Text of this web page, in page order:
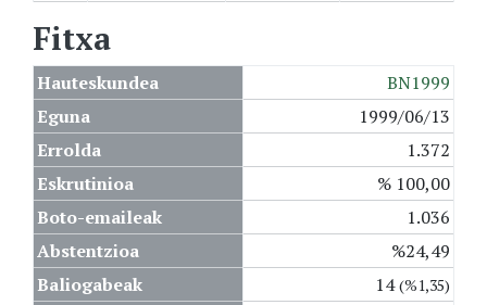
Fitxa
Hauteskundea
BN1999
Eguna
1999/06/13
Errolda
1.372
Eskrutinioa
% 100,00
Boto-emaileak
1.036
Abstentzioa
%24,49
Baliogabeak
14(%1,35)